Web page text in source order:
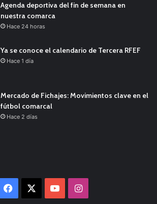
Agenda deportiva del fin de semana en
nuestra comarca
Hace 24 horas
Ya se conoce el calendario de Tercera RFEF
Hace 1 día
Mercado de Fichajes: Movimientos clave en el
fútbol comarcal
Hace 2 días
Facebook YouTubeInstagram